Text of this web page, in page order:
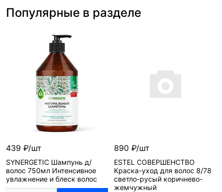
Популярные в разделе
439 ₽/шт
SYNERGETIC Шампунь д/
волос 750мл Интенсивное
увлажнение и блеск волос
890 ₽/шт
ESTEL СОВЕРШЕНСТВО
Краска-уход для волос 8/78
светло-русый коричнево-
жемчужный